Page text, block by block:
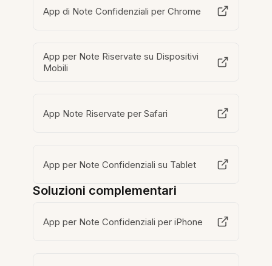
App di Note Confidenziali per Chrome
App per Note Riservate su Dispositivi
Mobili
App Note Riservate per Safari
App per Note Confidenziali su Tablet
Soluzioni complementari
App per Note Confidenziali per iPhone